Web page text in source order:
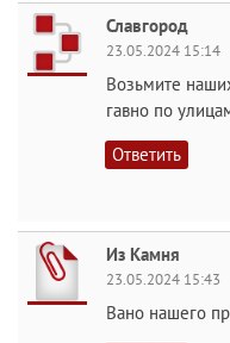
Славгород
23.05.2024 15:14
Возьмите
гавно по
Ответить
Из Камня
23.05.2024 15:43
Вано нашего